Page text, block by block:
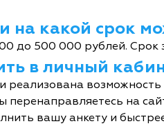
на какой срок
до 500 000 рублей. Срок
в личный
возможность
на
вашу анкету и